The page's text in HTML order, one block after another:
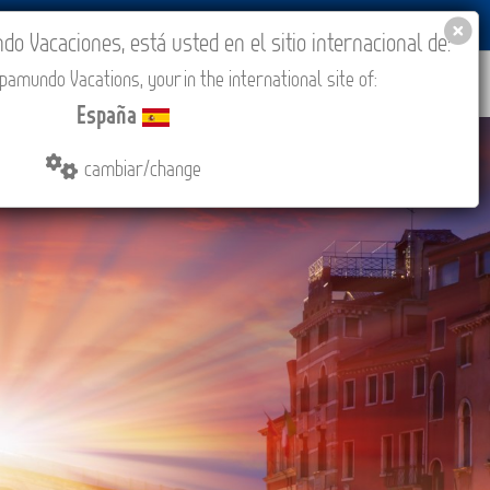
COMPRAR CONTACTO MÁS
Vacaciones, está usted en el sitio internacional de:
Vacations, your in the international site of:
España
cambiar/change